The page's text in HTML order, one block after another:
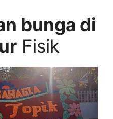
bunga di
Fisik